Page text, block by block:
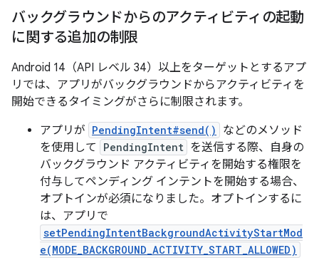
バックグラウンドからのアクティビティの起動
に関する追加の制限
Android 14（API レベル 34）以上をターゲットとするアプ
リでは、アプリがバックグラウンドからアクティビティを
開始できるタイミングがさらに制限されます。
アプリが PendingIntent#send()
などのメソッド
を使用して
PendingIntent を送信する際、自身の
バックグラウンド アクティビティを開始する権限を
付与してペンディング インテントを開始する場合、
オプトインが必須になりました。オプトインするに
は、アプリで
setPendingIntentBackgroundActivityStartMod
e(MODE_BACKGROUND_ACTIVITY_START_ALLOWED)